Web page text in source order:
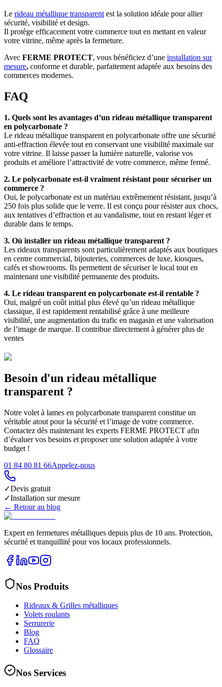
Le rideau métallique transparentest la solution idéale pour allier
sécurité, visibilité et design.
Il protège efficacement votre commerce tout en mettant en valeur
votre vitrine, même après la fermeture.
Avec FERME PROTECT, vous bénéficiez d’une installation sur
mesure, conforme et durable, parfaitement adaptée aux besoins des
commerces modernes.
FAQ
1. Quels sont les avantages d’un rideau métallique transparent
en polycarbonate ?
Le rideau métallique transparent en polycarbonate offre une sécurité
anti-effraction élevée tout en conservant une visibilité maximale sur
votre vitrine. Il laisse passer la lumière naturelle, valorise vos
produits et améliore l’attractivité de votre commerce, même fermé.
2. Le polycarbonate est-il vraiment résistant pour sécuriser un
commerce ?
Oui, le polycarbonate est un matériau extrêmement résistant, jusqu’à
250 fois plus solide que le verre. Il est conçu pour résister aux chocs,
aux tentatives d’effraction et au vandalisme, tout en restant léger et
durable dans le temps.
3. Où installer un rideau métallique transparent ?
Les rideaux transparents sont particulièrement adaptés aux boutiques
en centre commercial, bijouteries, commerces de luxe, kiosques,
cafés et showrooms. Ils permettent de sécuriser le local tout en
maintenant une visibilité permanente des produits.
4. Le rideau transparent en polycarbonate est-il rentable ?
Oui, malgré un coût initial plus élevé qu’un rideau métallique
classique, il est rapidement rentabilisé grâce à une meilleure
visibilité, une augmentation du trafic en magasin et une valorisation
de l’image de marque. Il contribue directement à générer plus de
ventes
Besoin d'un rideau métallique
transparent ?
Notre volet à lames en polycarbonate transparent constitue un
véritable atout pour la sécurité et l’image de votre commerce.
Contactez dès maintenant les experts FERME PROTECT afin
d’évaluer vos besoins et proposer une solution adaptée à votre
budget !
01 84 80 81 66Appelez-nous
✓Devis gratuit
✓Installation sur mesure
← Retour au blog
Expert en fermetures métalliques depuis plus de 10 ans. Protection,
sécurité et tranquillité pour vos locaux professionnels.
Nos Produits
Rideaux & Grilles métalliques
Volets roulants
Serrurerie
Blog
FAQ
Glossaire
Nos Services